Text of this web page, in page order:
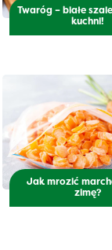
Twaróg – białe
kuchni!
Jak mrozić
zimę?